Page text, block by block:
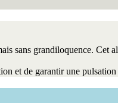
sans grandiloquence. Cet
et de garantir une